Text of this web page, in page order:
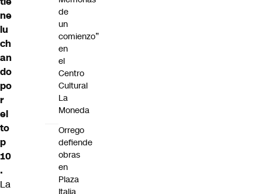
ne
lu
ch
an
do
po
r
el
to
p
10
.
La
de
un
comienzo”
en
el
Centro
Cultural
La
Moneda
Orrego
defiende
obras
en
Plaza
Italia